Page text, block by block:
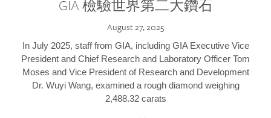
GIA 檢驗世界第二大鑽石
August 27, 2025
In July 2025, staff from GIA, including GIA Executive Vice
President and Chief Research and Laboratory Officer Tom
Moses and Vice President of Research and Development
Dr. Wuyi Wang, examined a rough diamond weighing
2,488.32 carats